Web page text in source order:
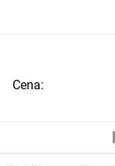
Cena: